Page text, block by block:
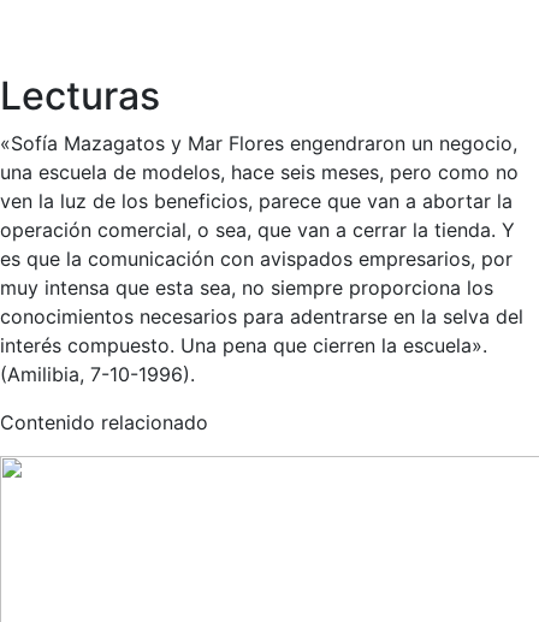
Lecturas
«Sofía Mazagatos y Mar Flores engendraron un negocio,
una escuela de modelos, hace seis meses, pero como no
ven la luz de los beneficios, parece que van a abortar la
operación comercial, o sea, que van a cerrar la tienda. Y
es que la comunicación con avispados empresarios, por
muy intensa que esta sea, no siempre proporciona los
conocimientos necesarios para adentrarse en la selva del
interés compuesto. Una pena que cierren la escuela».
(Amilibia, 7-10-1996).
Contenido relacionado